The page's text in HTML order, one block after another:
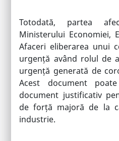
Totodată, partea
Ministerului Economiei,
Afaceri eliberarea unui
urgență având rolul de
urgență generată de
Acest document
document justificativ
de forță majoră de la
industrie.